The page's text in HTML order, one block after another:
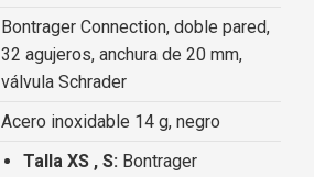
Bontrager Connection, doble pared,
32 agujeros, anchura de 20 mm,
válvula Schrader
Acero inoxidable 14 g, negro
Talla XS , S: Bontrager